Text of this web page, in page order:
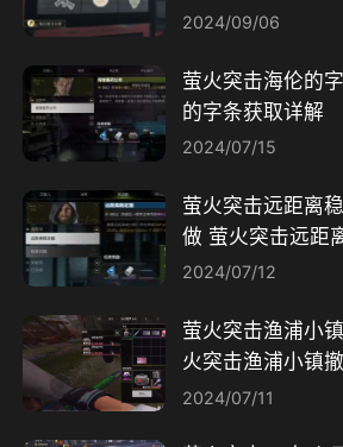
2024/09/06
萤火突击海伦的
的字条获取详解
2024/07/15
萤火突击远距离
做 萤火突击远距
改
2024/07/12
萤火突击渔浦小
火突击渔浦小镇
2024/07/11